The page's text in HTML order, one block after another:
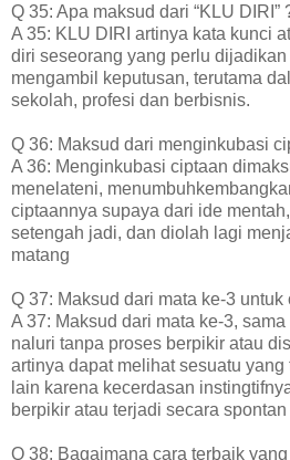
Q 35: Apa maksud dari “KLU DIRI”
A 35: KLU DIRI artinya kata kunci
diri seseorang yang perlu
mengambil keputusan, terutama
sekolah, profesi dan berbisnis.
Q 36: Maksud dari menginkubasi
A 36: Menginkubasi ciptaan
menelateni,
ciptaannya supaya dari ide
setengah jadi, dan diolah lagi
matang
Q 37: Maksud dari mata ke-3 untuk
A 37: Maksud dari mata ke-3,
naluri tanpa proses berpikir atau
artinya dapat melihat sesuatu
lain karena kecerdasan
berpikir atau terjadi secara spontan
Q 38: Bagaimana cara terbaik